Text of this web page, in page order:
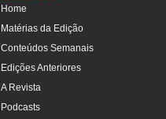
Home
Matérias da Edição
Conteúdos Semanais
Edições Anteriores
A Revista
Podcasts